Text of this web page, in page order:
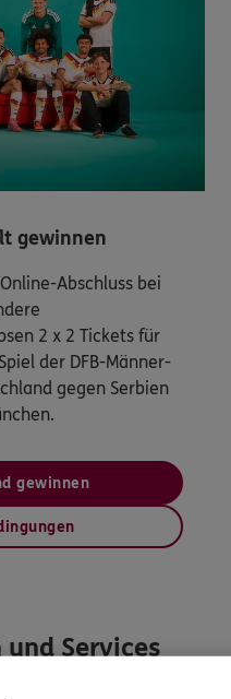
gewinnen
Abschluss bei
2 x 2 Tickets für
der DFB-Männer-
gegen Serbien
gewinnen
Services